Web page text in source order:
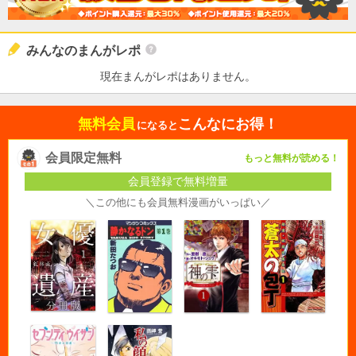
みんなのまんがレポ
現在まんがレポはありません。
無料会員 になると こんなにお得！
会員限定無料 もっと無料が読める！
会員登録で無料増量
＼この他にも会員無料漫画がいっぱい／